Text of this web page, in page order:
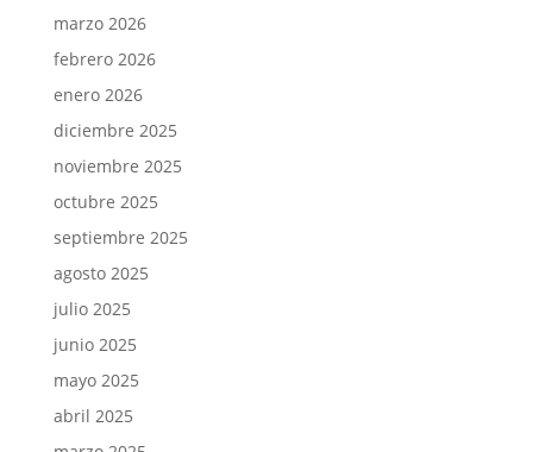
marzo 2026
febrero 2026
enero 2026
diciembre 2025
noviembre 2025
octubre 2025
septiembre 2025
agosto 2025
julio 2025
junio 2025
mayo 2025
abril 2025